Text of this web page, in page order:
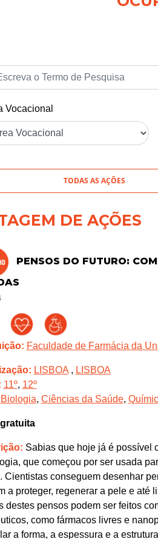
Vocacional
TODAS AS AÇÕES
DE AÇÕES
PENSOS DO FUTURO:
Faculdade de Farmácia da
LISBOA, LISBOA
11º, 12º
Biologia, Ciências da Saúde,
Sabias que hoje já é possível
que começou por ser usada
Cientistas conseguem desenhar
a proteger, regenerar a pele e até
destes pensos podem ser feitos
como fármacos livres e
a forma, a espessura e a